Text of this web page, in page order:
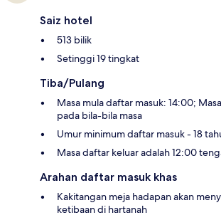
Saiz hotel
513 bilik
Setinggi 19 tingkat
Tiba/Pulang
Masa mula daftar masuk: 14:00;
pada bila-bila masa
Umur minimum daftar masuk - 18
Masa daftar keluar adalah 12:00
Arahan daftar masuk khas
Kakitangan meja hadapan akan
ketibaan di hartanah